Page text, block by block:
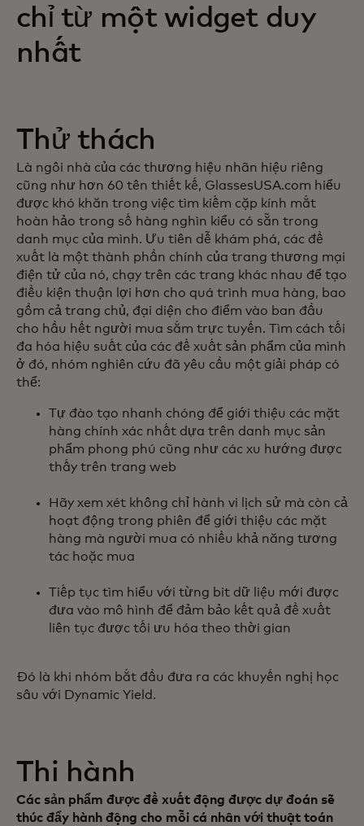
chỉ từ một widget duy
nhất
Thử thách
Là ngôi nhà của các thương hiệu nhãn hiệu riêng
cũng như hơn 60 tên thiết kế, GlassesUSA.com hiểu
được khó khăn trong việc tìm kiếm cặp kính mắt
hoàn hảo trong số hàng nghìn kiểu có sẵn trong
danh mục của mình. Ưu tiên dễ khám phá, các đề
xuất là một thành phần chính của trang thương mại
điện tử của nó, chạy trên các trang khác nhau để tạo
điều kiện thuận lợi hơn cho quá trình mua hàng, bao
gồm cả trang chủ, đại diện cho điểm vào ban đầu
cho hầu hết người mua sắm trực tuyến. Tìm cách tối
đa hóa hiệu suất của các đề xuất sản phẩm của mình
ở đó, nhóm nghiên cứu đã yêu cầu một giải pháp có
thể:
Tự đào tạo nhanh chóng để giới thiệu các mặt
hàng chính xác nhất dựa trên danh mục sản
phẩm phong phú cũng như các xu hướng được
thấy trên trang web
Hãy xem xét không chỉ hành vi lịch sử mà còn cả
hoạt động trong phiên để giới thiệu các mặt
hàng mà người mua có nhiều khả năng tương
tác hoặc mua
Tiếp tục tìm hiểu với từng bit dữ liệu mới được
đưa vào mô hình để đảm bảo kết quả đề xuất
liên tục được tối ưu hóa theo thời gian
Đó là khi nhóm bắt đầu đưa ra các khuyến nghị học
sâu với Dynamic Yield.
Thi hành
Các sản phẩm được đề xuất động được dự đoán sẽ
thúc đẩy hành động cho mỗi cá nhân với thuật toán